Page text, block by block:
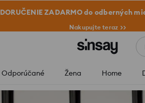
DORUČENIE ZADARMO do odberných
Nakupujte teraz >>
Odporúčané Žena Home